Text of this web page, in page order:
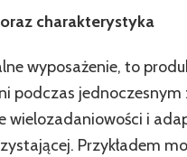
charakterystyka
wyposażenie, to
podczas
wielozadaniowości i
Przykładem